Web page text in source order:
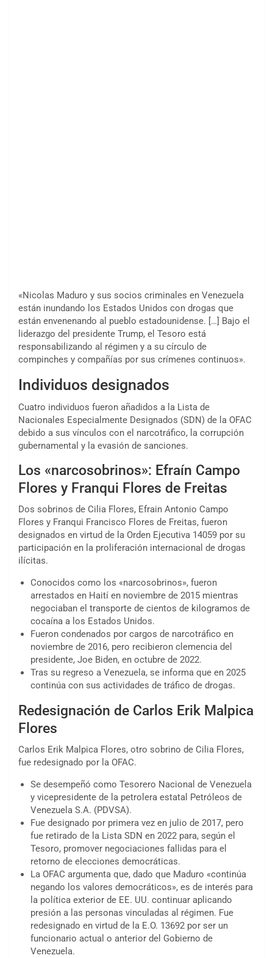
«Nicolas Maduro y sus socios criminales en Venezuela
están inundando los Estados Unidos con drogas que
están envenenando al pueblo estadounidense. […] Bajo el
liderazgo del presidente Trump, el Tesoro está
responsabilizando al régimen y a su círculo de
compinches y compañías por sus crímenes continuos».
Individuos designados
Cuatro individuos fueron añadidos a la Lista de
Nacionales Especialmente Designados (SDN) de la OFAC
debido a sus vínculos con el narcotráfico, la corrupción
gubernamental y la evasión de sanciones.
Los «narcosobrinos»: Efraín Campo
Flores y Franqui Flores de Freitas
Dos sobrinos de Cilia Flores, Efrain Antonio Campo
Flores y Franqui Francisco Flores de Freitas, fueron
designados en virtud de la Orden Ejecutiva 14059 por su
participación en la proliferación internacional de drogas
ilícitas.
Conocidos como los «narcosobrinos», fueron
arrestados en Haití en noviembre de 2015 mientras
negociaban el transporte de cientos de kilogramos de
cocaína a los Estados Unidos.
Fueron condenados por cargos de narcotráfico en
noviembre de 2016, pero recibieron clemencia del
presidente, Joe Biden, en octubre de 2022.
Tras su regreso a Venezuela, se informa que en 2025
continúa con sus actividades de tráfico de drogas.
Redesignación de Carlos Erik Malpica
Flores
Carlos Erik Malpica Flores, otro sobrino de Cilia Flores,
fue redesignado por la OFAC.
Se desempeñó como Tesorero Nacional de Venezuela
y vicepresidente de la petrolera estatal Petróleos de
Venezuela S.A. (PDVSA).
Fue designado por primera vez en julio de 2017, pero
fue retirado de la Lista SDN en 2022 para, según el
Tesoro, promover negociaciones fallidas para el
retorno de elecciones democráticas.
La OFAC argumenta que, dado que Maduro «continúa
negando los valores democráticos», es de interés para
la política exterior de EE. UU. continuar aplicando
presión a las personas vinculadas al régimen. Fue
redesignado en virtud de la E.O. 13692 por ser un
funcionario actual o anterior del Gobierno de
Venezuela.